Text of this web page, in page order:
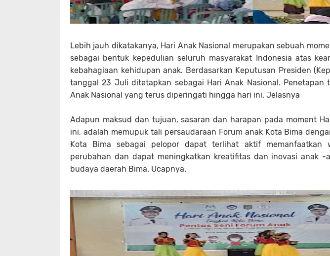
Lebih jauh dikatakanya, Hari Anak Nasional merupakan sebuah
sebagai bentuk kepedulian seluruh masyarakat Indonesia atas
kebahagiaan kehidupan anak. Berdasarkan Keputusan Presiden
tanggal 23 Juli ditetapkan sebagai Hari Anak Nasional. Penetapan
Anak Nasional yang terus diperingati hingga hari ini. Jelasnya
Adapun maksud dan tujuan, sasaran dan harapan pada moment
ini, adalah memupuk tali persaudaraan Forum anak Kota Bima
Kota Bima sebagai pelopor dapat terlihat aktif memanfaatkan
perubahan dan dapat meningkatkan kreatifitas dan inovasi anak -
budaya daerah Bima. Ucapnya.